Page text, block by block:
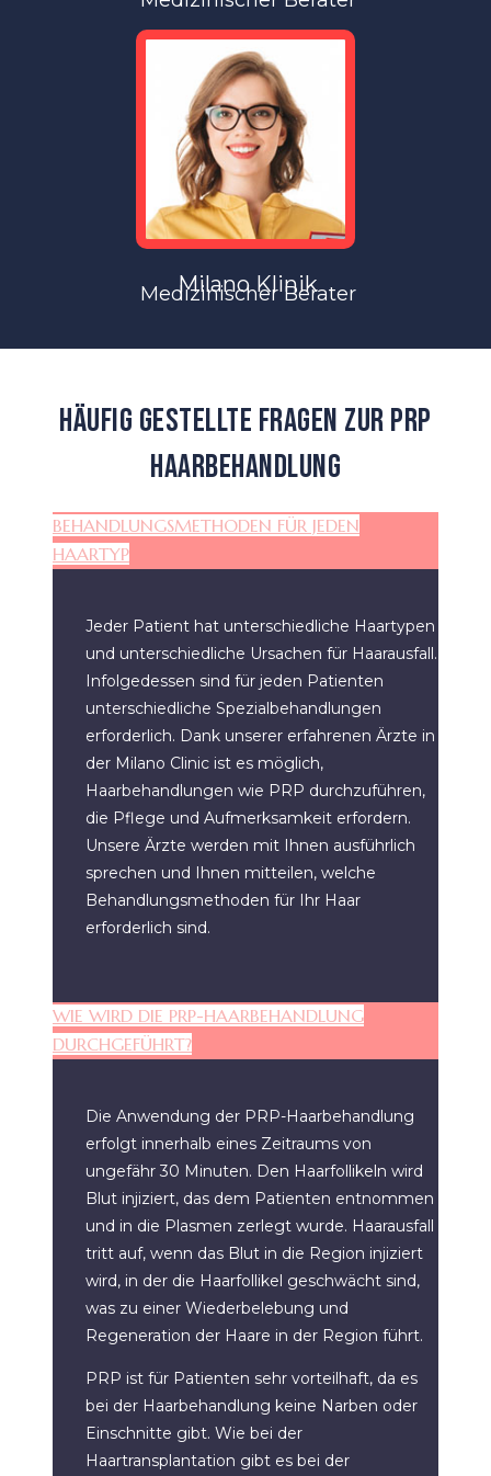
Milano Klinik
Medizinischer Berater
HÄUFIG GESTELLTE FRAGEN ZUR PRP
HAARBEHANDLUNG
BEHANDLUNGSMETHODEN FÜR JEDEN
HAARTYP
Jeder Patient hat unterschiedliche Haartypen
und unterschiedliche Ursachen für Haarausfall.
Infolgedessen sind für jeden Patienten
unterschiedliche Spezialbehandlungen
erforderlich. Dank unserer erfahrenen Ärzte in
der Milano Clinic ist es möglich,
Haarbehandlungen wie PRP durchzuführen,
die Pflege und Aufmerksamkeit erfordern.
Unsere Ärzte werden mit Ihnen ausführlich
sprechen und Ihnen mitteilen, welche
Behandlungsmethoden für Ihr Haar
erforderlich sind.
WIE WIRD DIE PRP-HAARBEHANDLUNG
DURCHGEFÜHRT?
Die Anwendung der PRP-Haarbehandlung
erfolgt innerhalb eines Zeitraums von
ungefähr 30 Minuten. Den Haarfollikeln wird
Blut injiziert, das dem Patienten entnommen
und in die Plasmen zerlegt wurde. Haarausfall
tritt auf, wenn das Blut in die Region injiziert
wird, in der die Haarfollikel geschwächt sind,
was zu einer Wiederbelebung und
Regeneration der Haare in der Region führt.
PRP ist für Patienten sehr vorteilhaft, da es
bei der Haarbehandlung keine Narben oder
Einschnitte gibt. Wie bei der
Haartransplantation gibt es bei der